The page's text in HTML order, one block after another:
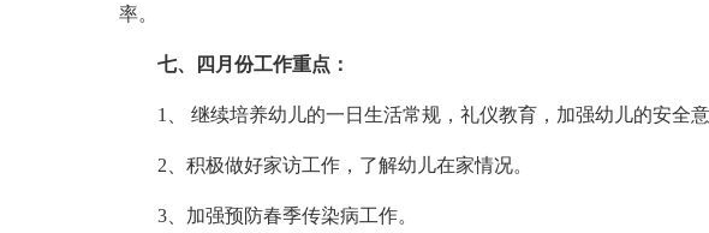
率。
七、四月份工作重点：
1、 继续培养幼儿的一日生活常规，礼仪教育，加强幼儿的安全意
2、积极做好家访工作，了解幼儿在家情况。
3、加强预防春季传染病工作。